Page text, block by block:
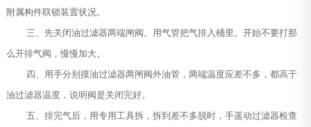
附属构件联锁装置状况。
三、先关闭油过滤器两端闸阀。用气管把气排入桶里。开始不要打那
么开排气阀，慢慢加大。
四、用手分别摸油过滤器两闸阀外油管，两端温度应差不多，都高于
油过滤器温度，说明阀是关闭完好。
五、排完气后，用专用工具拆，拆到差不多脱时，手遥动过滤器检查